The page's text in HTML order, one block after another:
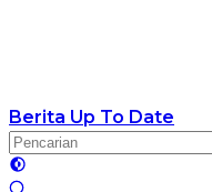
Berita Up To Date